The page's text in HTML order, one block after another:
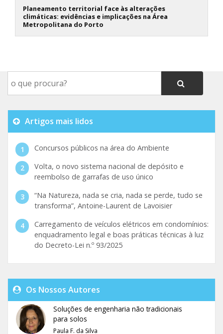
Planeamento territorial face às alterações
climáticas: evidências e implicações na Área
Metropolitana do Porto
Artigos mais lidos
Concursos públicos na área do Ambiente
Volta, o novo sistema nacional de depósito e
reembolso de garrafas de uso único
“Na Natureza, nada se cria, nada se perde, tudo se
transforma”, Antoine-Laurent de Lavoisier
Carregamento de veículos elétricos em condomínios:
enquadramento legal e boas práticas técnicas à luz
do Decreto-Lei n.º 93/2025
Os Nossos Autores
Soluções de engenharia não tradicionais
para solos
Paula F. da Silva